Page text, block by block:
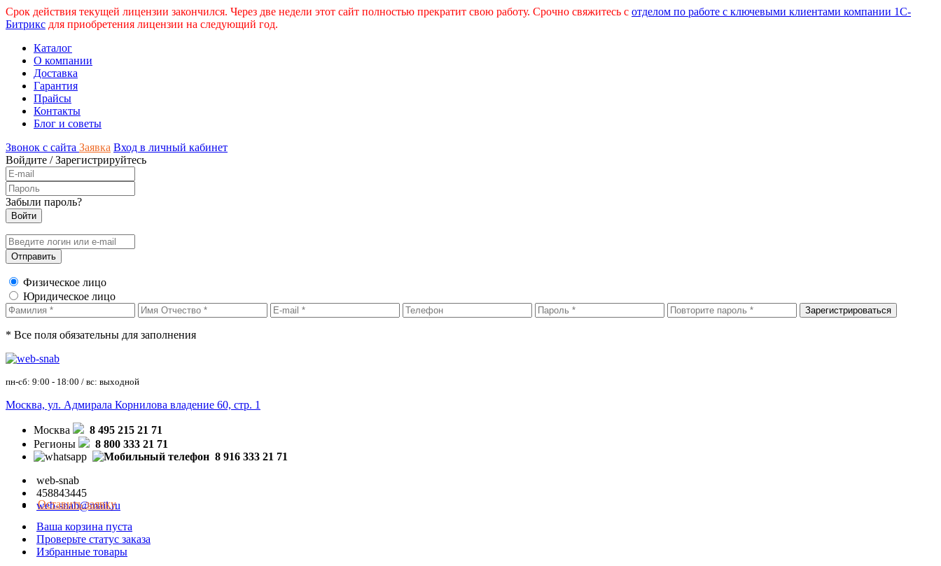
Срок действия текущей лицензии закончился. Через две недели этот сайт полностью прекратит свою работу. Срочно свяжитесь с отделом по работе с ключевыми клиентами компании 1С-
Битрикс для приобретения лицензии на следующий год.
Каталог
О компании
Доставка
Гарантия
Прайсы
Контакты
Блог и советы
Звонок с сайта Заявка Вход в личный кабинет
Войдите /Зарегистрируйтесь
Забыли пароль?
Физическое лицо
Юридическое лицо
* Все поля обязательны для заполнения
пн-сб: 9:00 - 18:00 / вс: выходной
Москва, ул. Адмирала Корнилова владение 60, стр. 1
Москва
8 495 215 21 71
Регионы
8 800 333 21 71
8 916 333 21 71
web-snab
458843445
web-snab@mail.ru
Оставить заявку
Ваша корзина пуста
Проверьте статус заказа
Избранные товары